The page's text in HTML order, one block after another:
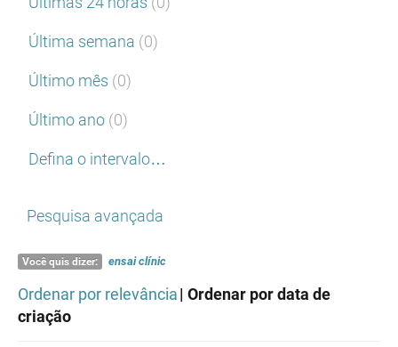
Última semana (0)
Último mês (0)
Último ano (0)
Defina o intervalo…
Pesquisa avançada
Você quis dizer: ensaiclínic
Ordenar por relevância| Ordenar por data de
criação